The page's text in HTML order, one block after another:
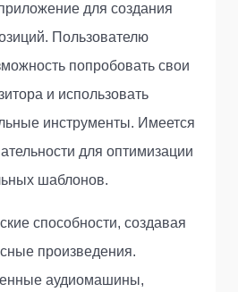
для создания
Пользователю
попробовать свои
и использовать
инструменты. Имеется
для оптимизации
шаблонов.
способности, создавая
произведения.
аудиомашины,